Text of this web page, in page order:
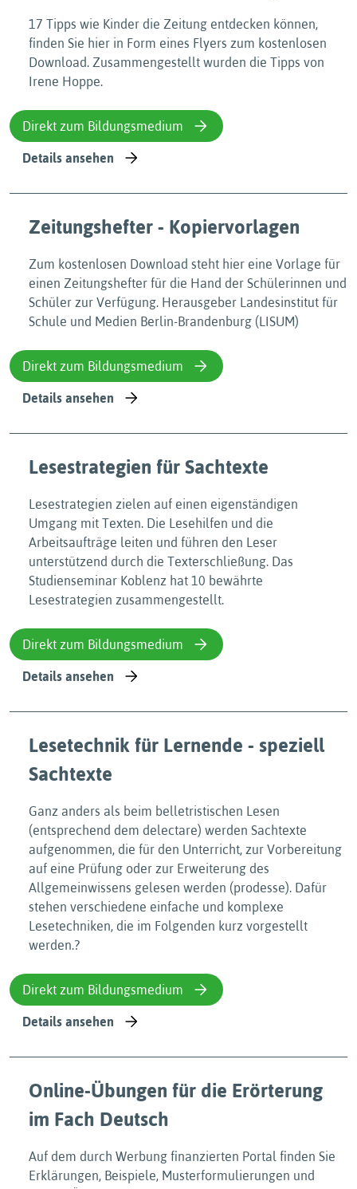
17 Tipps wie Kinder die Zeitung entdecken können,
finden Sie hier in Form eines Flyers zum kostenlosen
Download. Zusammengestellt wurden die Tipps von
Irene Hoppe.
Direkt zum Bildungsmedium
Details ansehen
Zeitungshefter - Kopiervorlagen
Zum kostenlosen Download steht hier eine Vorlage für
einen Zeitungshefter für die Hand der Schülerinnen und
Schüler zur Verfügung. Herausgeber Landesinstitut für
Schule und Medien Berlin-Brandenburg (LISUM)
Direkt zum Bildungsmedium
Details ansehen
Lesestrategien für Sachtexte
Lesestrategien zielen auf einen eigenständigen
Umgang mit Texten. Die Lesehilfen und die
Arbeitsaufträge leiten und führen den Leser
unterstützend durch die Texterschließung. Das
Studienseminar Koblenz hat 10 bewährte
Lesestrategien zusammengestellt.
Direkt zum Bildungsmedium
Details ansehen
Lesetechnik für Lernende - speziell
Sachtexte
Ganz anders als beim belletristischen Lesen
(entsprechend dem delectare) werden Sachtexte
aufgenommen, die für den Unterricht, zur Vorbereitung
auf eine Prüfung oder zur Erweiterung des
Allgemeinwissens gelesen werden (prodesse). Dafür
stehen verschiedene einfache und komplexe
Lesetechniken, die im Folgenden kurz vorgestellt
werden.?
Direkt zum Bildungsmedium
Details ansehen
Online-Übungen für die Erörterung
im Fach Deutsch
Auf dem durch Werbung finanzierten Portal finden Sie
Erklärungen, Beispiele, Musterformulierungen und